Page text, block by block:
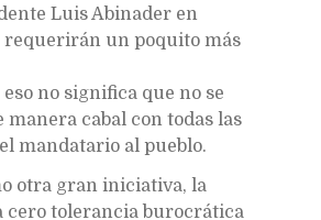
Luis Abinader en
requerirán un poquito más
no significa que no se
cabal con todas las
mandatario al pueblo.
otra gran iniciativa, la
cero tolerancia burocrática